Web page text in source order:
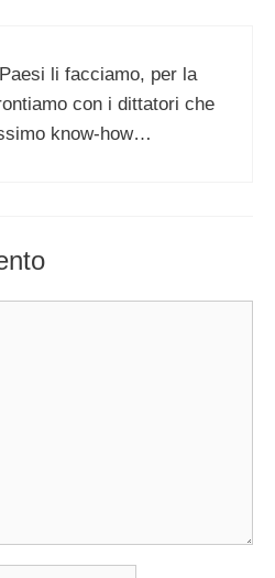
li facciamo, per la
con i dittatori che
know-how…